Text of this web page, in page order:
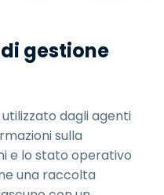
gestione
dagli agenti
sulla
e lo stato operativo
una raccolta